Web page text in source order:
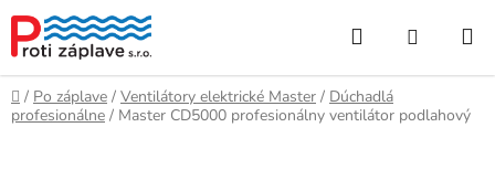
obsah
Hľadať
KOŠÍK
Domov
/ Po záplave / Ventilátory elektrické Master / Dúchadlá
profesionálne / Master CD5000 profesionálny ventilátor podlahový